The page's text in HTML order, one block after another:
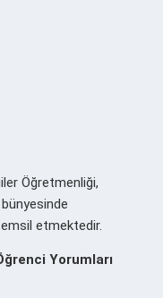
Öğretmenliği,
etmektedir.
Yorumları